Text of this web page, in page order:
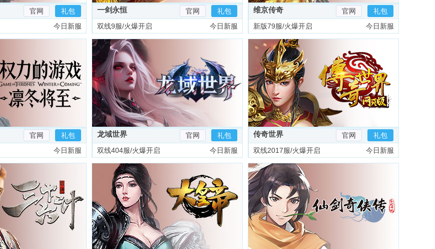
官网
礼包
今日新服
一剑永恒 官网
礼包
今日新服
双线9服/火爆开启
维京传奇 官网
礼包
今日新服
新版79服/火爆开启
官网
礼包
今日新服
龙域世界 官网
礼包
今日新服
双线404服/火爆开启
传奇世界 官网
礼包
今日新服
双线2017服/火爆开启